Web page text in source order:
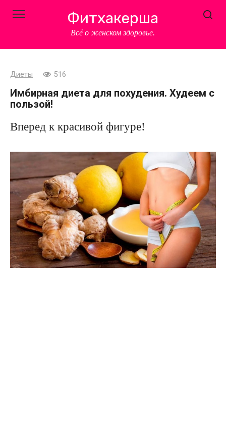
Фитхакерша
Всё о женском здоровье.
Диеты 516
Имбирная диета для похудения. Худеем с
пользой!
Вперед к красивой фигуре!